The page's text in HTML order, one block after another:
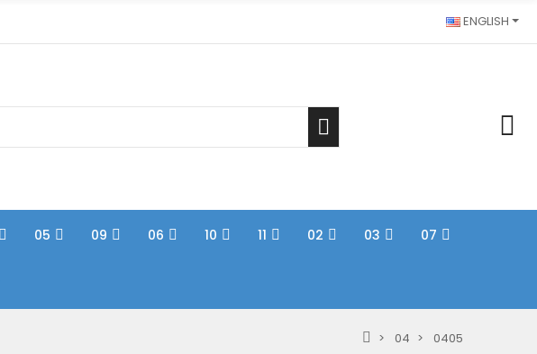
ENGLISH
05 09 06 10 11 02 03 07
04 0405